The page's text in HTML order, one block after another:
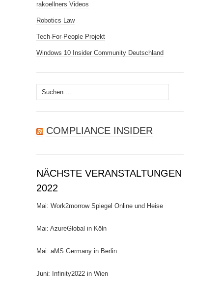
rakoellners Videos
Robotics Law
Tech-For-People Projekt
Windows 10 Insider Community Deutschland
Suchen
nach:
COMPLIANCE INSIDER
NÄCHSTE VERANSTALTUNGEN
2022
Mai: Work2morrow Spiegel Online und Heise
Mai: AzureGlobal in Köln
Mai: aMS Germany in Berlin
Juni: Infinity2022 in Wien